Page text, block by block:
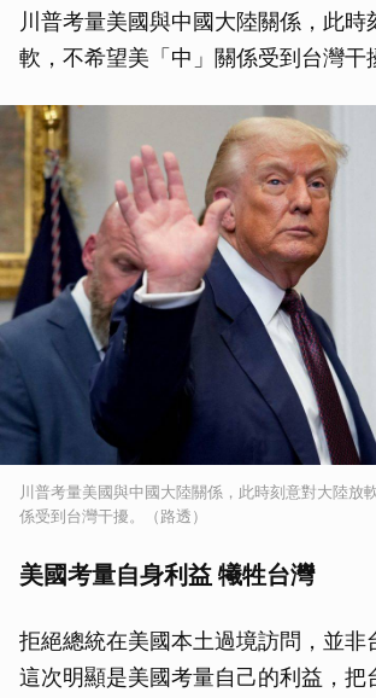
川普考量美國與中國大陸關係，此時
軟，不希望美「中」關係受到台灣干
川普考量美國與中國大陸關係，此時刻意對大陸放
係受到台灣干擾。（路透）
美國考量自身利益 犧牲台灣
拒絕總統在美國本土過境訪問，並非
這次明顯是美國考量自己的利益，把